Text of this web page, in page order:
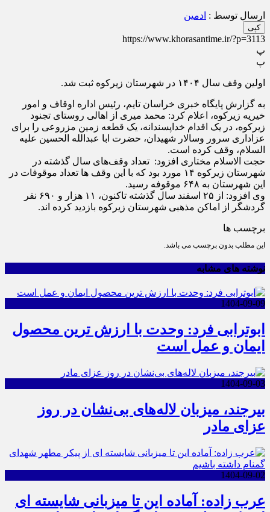
ارسال توسط : ادمین
کپی
https://www.khorasantime.ir/?p=3113
پ
پ
اولین وقف سال ۱۴۰۴ در شهرستان زیرکوه ثبت شد.
به گزارش پایگاه خبری خراسان تایم، رئیس اداره اوقاف و امور
خیریه زیرکوه، اعلام کرد: محمد میری از اهالی روستای تجنود
زیرکوه، در یک اقدام خداپسندانه، یک قطعه زمین مزروعی را برای
عزاداری سرور وسالار شهیدان، حضرت ابا عبدالله الحسین علیه
السلام، وقف کرده است.
حجت الاسلام مختاری افزود: تعداد وقف‌های سال گذشته در
شهرستان زیرکوه ۱۴ مورد بود که با این وقف ها تعداد موقوفات در
این شهرستان به ۶۴۸ موقوفه رسید.
وی افزود: از ۲۵ اسفند سال گذشته تاکنون، ۱۱ هزار و ۶۹۰ نفر
گردشگر از اماکن مذهبی شهرستان زیرکوه بازدید کرده اند.
برچسب ها
این مطلب بدون برچسب می باشد.
نوشته های مشابه
1404-09-09
ابوترابی فرد: وحدت با ارزش ترین محصول
ایمان و عمل است
1404-09-03
بیرجند، میزبان لاله‌های بی‌نشان در روز
عزای مادر
1404-09-02
عرب زاده: آماده این تا میزبانی شایسته ای